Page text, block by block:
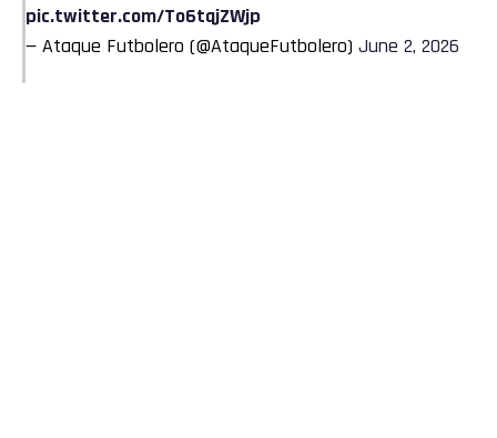
pic.twitter.com/To6tqjZWjp
— Ataque Futbolero (@AtaqueFutbolero) June 2, 2026